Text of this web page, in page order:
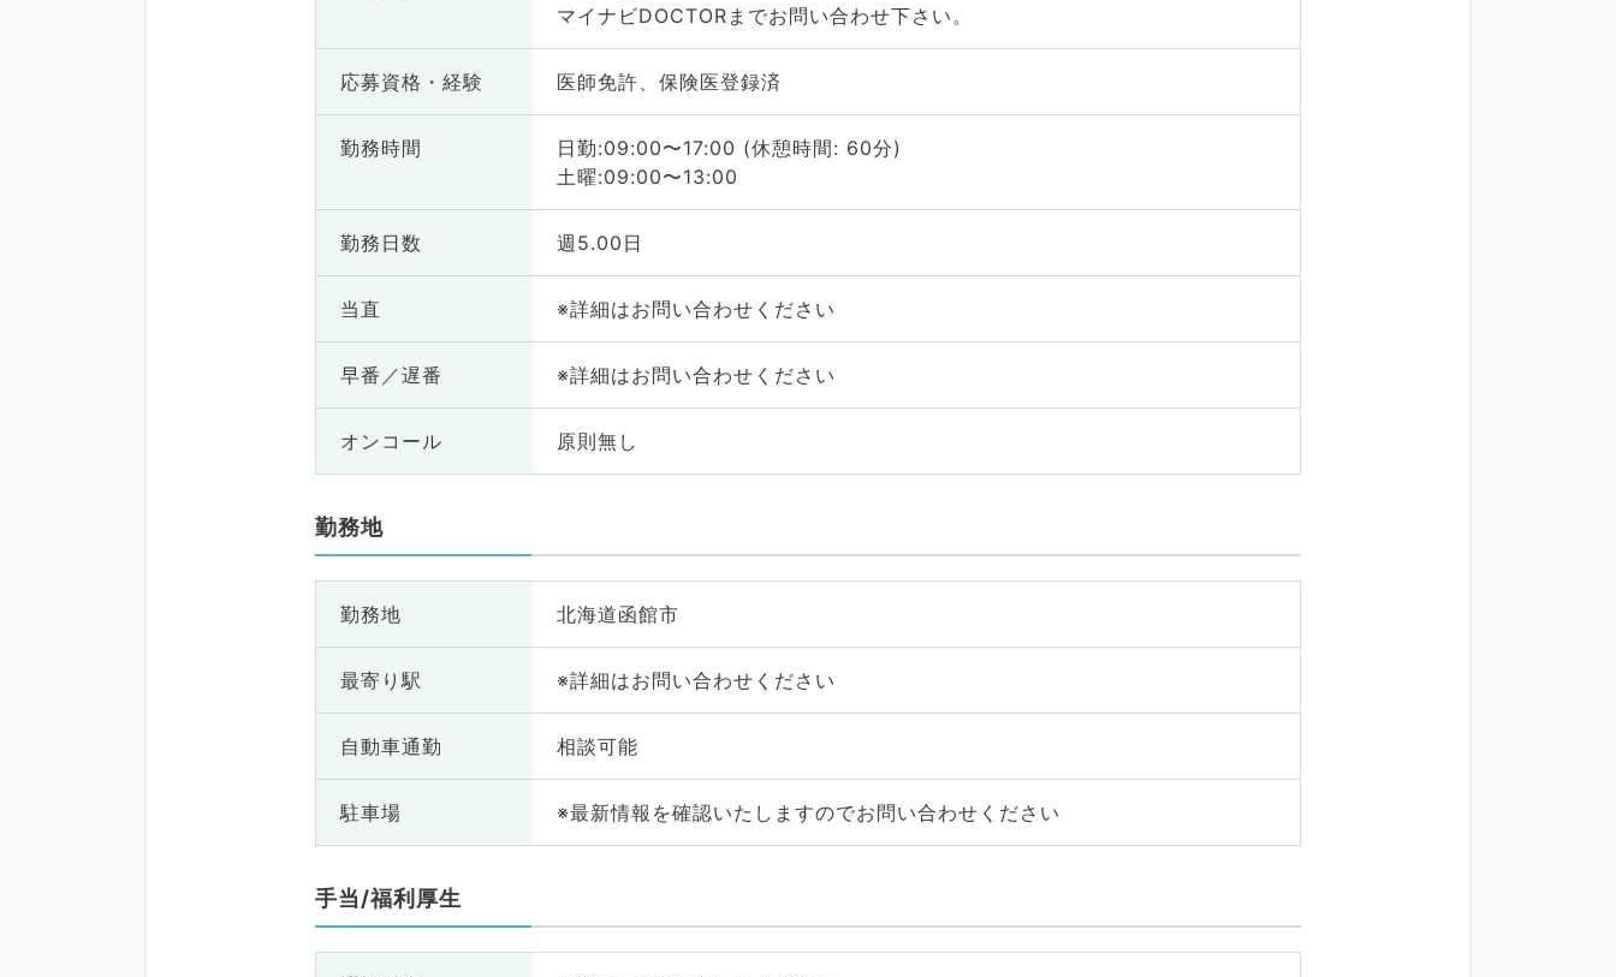
マイナビDOCTORまでお問い合わせ下さい。
応募資格・ 経験 医師免許、保険医登録済
勤務時間
日勤:09:00〜17:00 (休憩時間: 60分)
土曜:09:00〜13:00
勤務日数 週5.00日
当直 ※詳細はお問い合わせください
早番／遅番 ※詳細はお問い合わせください
オンコール 原則無し
勤務地
勤務地 北海道函館市
最寄り駅 ※詳細はお問い合わせください
自動車通勤 相談可能
駐車場 ※最新情報を確認いたしますのでお問い合わせください
手当/福利厚生